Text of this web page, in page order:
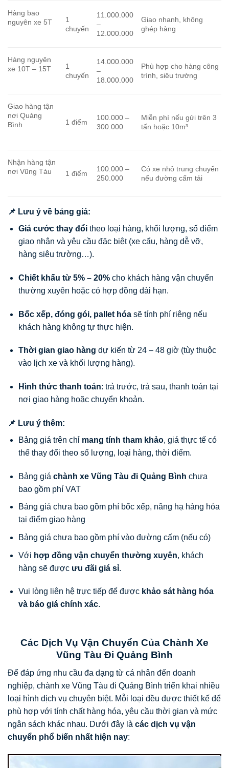
Hàng bao
nguyên xe 5T
1
chuyến
11.000.000
–
12.000.000
Giao nhanh, không
ghép hàng
Hàng nguyên
xe 10T – 15T
1
chuyến
14.000.000
–
18.000.000
Phù hợp cho hàng công
trình, siêu trường
Giao hàng tận
nơi Quảng
Bình
1 điểm
100.000 –
300.000
Miễn phí nếu gửi trên 3
tấn hoặc 10m³
Nhận hàng tận
nơi Vũng Tàu
1 điểm
100.000 –
250.000
Có xe nhỏ trung chuyển
nếu đường cấm tải
📌 Lưu ý về bảng giá:
Giá cước thay đổitheo loại hàng, khối lượng, số điểm
giao nhận và yêu cầu đặc biệt (xe cẩu, hàng dễ vỡ,
hàng siêu trường…).
Chiết khấu từ 5% – 20%cho khách hàng vận chuyển
thường xuyên hoặc có hợp đồng dài hạn.
Bốc xếp, đóng gói, pallet hóasẽ tính phí riêng nếu
khách hàng không tự thực hiện.
Thời gian giao hàng dự kiến từ 24 – 48 giờ (tùy thuộc
vào lịch xe và khối lượng hàng).
Hình thức thanh toán: trả trước, trả sau, thanh toán tại
nơi giao hàng hoặc chuyển khoản.
📌 Lưu ý thêm:
Bảng giá trên chỉ mang tính tham khảo, giá thực tế có
thể thay đổi theo số lượng, loại hàng, thời điểm.
Bảng giá chành xe Vũng Tàu đi Quảng Bình chưa
bao gồm phí VAT
Bảng giá chưa bao gồm phí bốc xếp, nâng hạ hàng hóa
tại điểm giao hàng
Bảng giá chưa bao gồm phí vào đường cấm (nếu có)
Với hợp đồng vận chuyển thường xuyên, khách
hàng sẽ được ưu đãi giá sỉ.
Vui lòng liên hệ trực tiếp để được khảo sát hàng hóa
và báo giá chính xác.
Các Dịch Vụ Vận Chuyển Của Chành Xe
Vũng Tàu Đi Quảng Bình
Để đáp ứng nhu cầu đa dạng từ cá nhân đến doanh
nghiệp, chành xe Vũng Tàu đi Quảng Bình triển khai nhiều
loại hình dịch vụ chuyên biệt. Mỗi loại đều được thiết kế để
phù hợp với tính chất hàng hóa, yêu cầu thời gian và mức
ngân sách khác nhau. Dưới đây là các dịch vụ vận
chuyển phổ biến nhất hiện nay: